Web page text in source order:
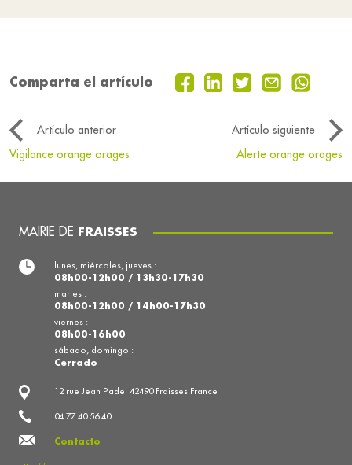
Comparta el artículo
Artículo anterior
Artículo siguiente
Vigilance orange orages
Alerte orange orages
MAIRIE DE FRAISSES
12 rue Jean Padel 42490 Fraisses France
04 77 40 56 40
Contacto
lunes, miércoles, jueves :
08h00-12h00 / 13h30-17h30
martes :
08h00-12h00 / 14h00-17h30
viernes :
08h00-16h00
sábado, domingo :
Cerrado